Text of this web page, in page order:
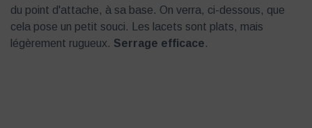
du point d'attache, à sa base. On verra, ci-dessous, que
cela pose un petit souci. Les lacets sont plats, mais
légèrement rugueux. Serrage efficace.